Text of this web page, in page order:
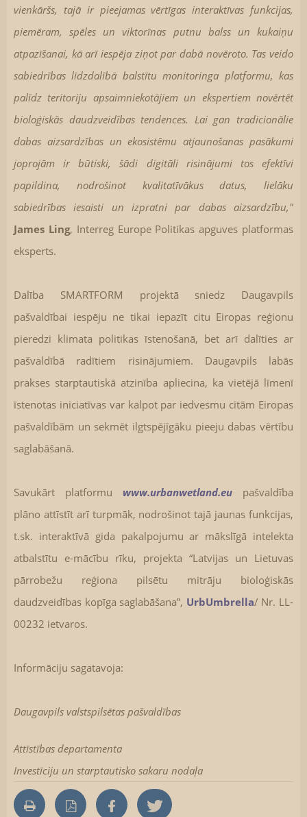
vienkāršs, tajā ir pieejamas vērtīgas interaktīvas funkcijas,
piemēram, spēles un viktorīnas putnu balss un kukaiņu
atpazīšanai, kā arī iespēja ziņot par dabā novēroto. Tas veido
sabiedrības līdzdalībā balstītu monitoringa platformu, kas
palīdz teritoriju apsaimniekotājiem un ekspertiem novērtēt
bioloģiskās daudzveidības tendences. Lai gan tradicionālie
dabas aizsardzības un ekosistēmu atjaunošanas pasākumi
joprojām ir būtiski, šādi digitāli risinājumi tos efektīvi
papildina, nodrošinot kvalitatīvākus datus, lielāku
sabiedrības iesaisti un izpratni par dabas aizsardzību,"
James Ling, Interreg Europe Politikas apguves platformas
eksperts.
Dalība SMARTFORM projektā sniedz Daugavpils
pašvaldībai iespēju ne tikai iepazīt citu Eiropas reģionu
pieredzi klimata politikas īstenošanā, bet arī dalīties ar
pašvaldībā radītiem risinājumiem. Daugavpils labās
prakses starptautiskā atzinība apliecina, ka vietējā līmenī
īstenotas iniciatīvas var kalpot par iedvesmu citām Eiropas
pašvaldībām un sekmēt ilgtspējīgāku pieeju dabas vērtību
saglabāšanā.
Savukārt platformu www.urbanwetland.eu pašvaldība
plāno attīstīt arī turpmāk, nodrošinot tajā jaunas funkcijas,
t.sk. interaktīvā gida pakalpojumu ar mākslīgā intelekta
atbalstītu e-mācību rīku, projekta “Latvijas un Lietuvas
pārrobežu reģiona pilsētu mitrāju bioloģiskās
daudzveidības kopīga saglabāšana”, UrbUmbrella/ Nr. LL-
00232 ietvaros.
Informāciju sagatavoja:
Daugavpils valstspilsētas pašvaldības
Attīstības departamenta
Investīciju un starptautisko sakaru nodaļa